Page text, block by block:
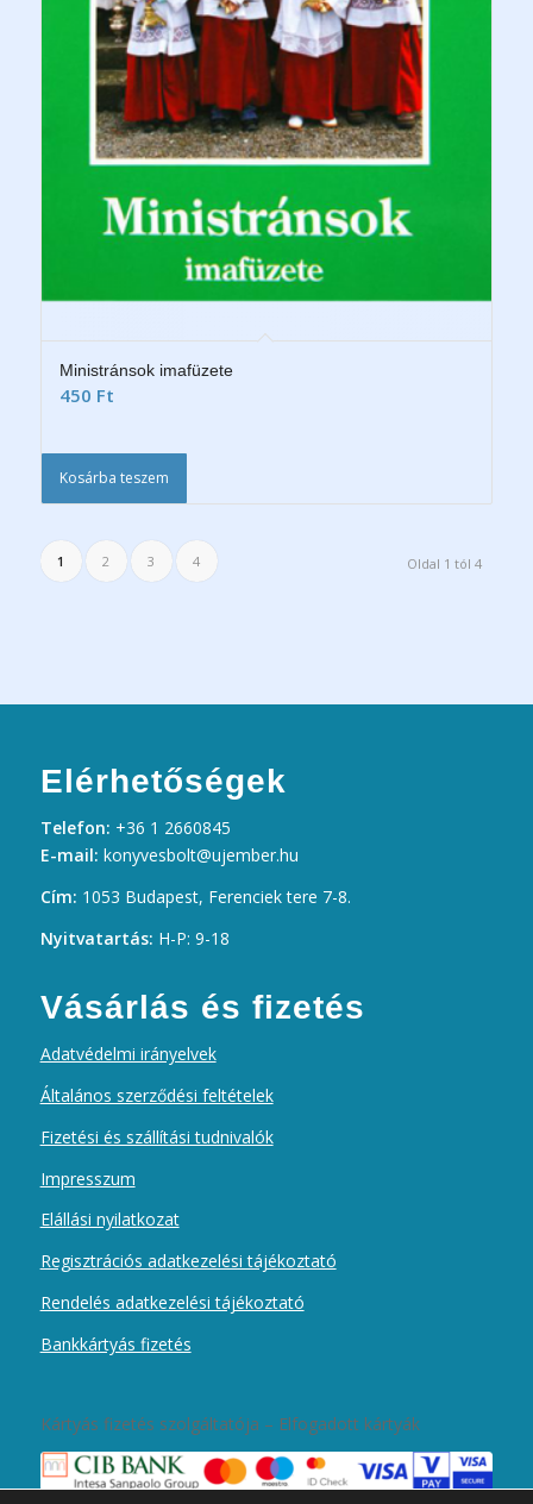
Ministránsok imafüzete
450 Ft
Kosárba teszem
Oldal 1 tól 4
1 2 3 4
Elérhetőségek
Telefon: +36 1 2660845
E-mail: konyvesbolt@ujember.hu
Cím: 1053 Budapest, Ferenciek tere 7-8.
Nyitvatartás: H-P: 9-18
Vásárlás és fizetés
Adatvédelmi irányelvek
Általános szerződési feltételek
Fizetési és szállítási tudnivalók
Impresszum
Elállási nyilatkozat
Regisztrációs adatkezelési tájékoztató
Rendelés adatkezelési tájékoztató
Bankkártyás fizetés
Kártyás fizetés szolgáltatója – Elfogadott kártyák